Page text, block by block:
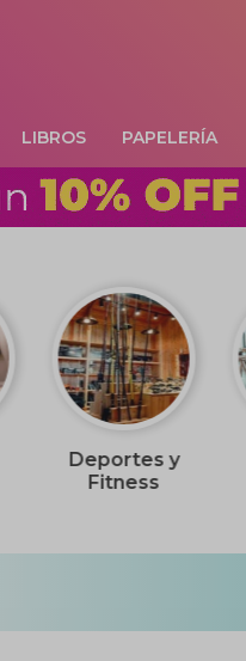
LIBROS PAPELERÍA
Deportes y
Fitness